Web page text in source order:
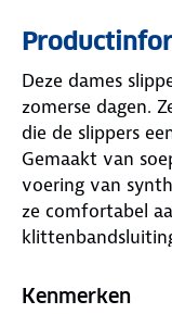
Deze dames
zomerse dagen.
die de slippers
Gemaakt van
voering van
ze comfortabel
bijdraagt aan
Kenmerken